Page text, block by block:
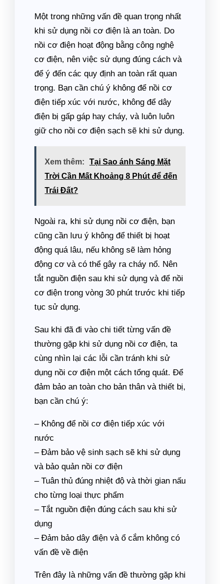
Một trong những vấn đề quan trọng nhất
khi sử dụng nồi cơ điện là an toàn. Do
nồi cơ điện hoạt động bằng công nghệ
cơ điện, nên việc sử dụng đúng cách và
để ý đến các quy định an toàn rất quan
trọng. Bạn cần chú ý không để nồi cơ
điện tiếp xúc với nước, không để dây
điện bị gấp gáp hay cháy, và luôn luôn
giữ cho nồi cơ điện sạch sẽ khi sử dụng.
Xem thêm:
Tại Sao ánh Sáng Mặt
Trời Cần Mất Khoảng 8 Phút để đến
Trái Đất?
Ngoài ra, khi sử dụng nồi cơ điện, bạn
cũng cần lưu ý không để thiết bị hoạt
động quá lâu, nếu không sẽ làm hỏng
động cơ và có thể gây ra cháy nổ. Nên
tắt nguồn điện sau khi sử dụng và để nồi
cơ điện trong vòng 30 phút trước khi tiếp
tục sử dụng.
Sau khi đã đi vào chi tiết từng vấn đề
thường gặp khi sử dụng nồi cơ điện, ta
cùng nhìn lại các lỗi cần tránh khi sử
dụng nồi cơ điện một cách tổng quát. Để
đảm bảo an toàn cho bản thân và thiết bị,
bạn cần chú ý:
– Không để nồi cơ điện tiếp xúc với
nước
– Đảm bảo vệ sinh sạch sẽ khi sử dụng
và bảo quản nồi cơ điện
– Tuân thủ đúng nhiệt độ và thời gian nấu
cho từng loại thực phẩm
– Tắt nguồn điện đúng cách sau khi sử
dụng
– Đảm bảo dây điện và ổ cắm không có
vấn đề về điện
Trên đây là những vấn đề thường gặp khi